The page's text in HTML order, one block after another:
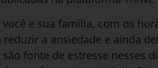
e sua família, com os
a ansiedade e ainda
fonte de estresse nesses